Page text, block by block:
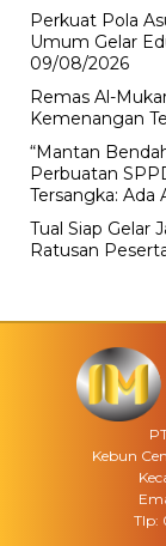
Perkuat Pola
Umum Gelar
09/08/2026
Remas Al-
Kemenangan
“Mantan
Perbuatan
Tersangka: Ada
Tual Siap Gelar
Ratusan
Kebun
Tlp: